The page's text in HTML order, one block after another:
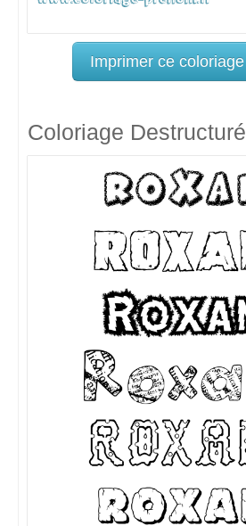
Imprimer ce coloriage
Coloriage Destructuré